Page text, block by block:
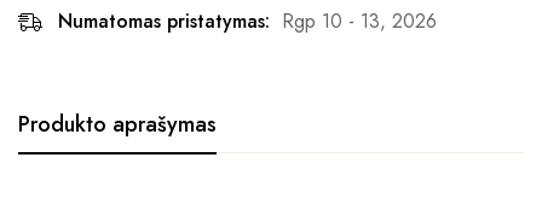
Numatomas pristatymas: Rgp 10 - 13, 2026
Produkto aprašymas